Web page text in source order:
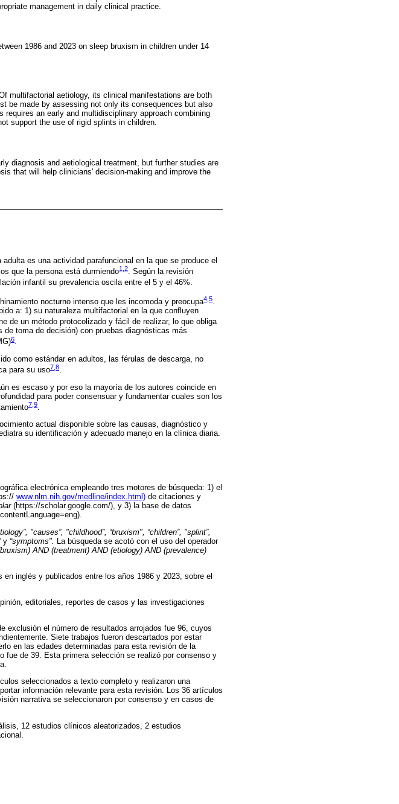
management in daily clinical practice.
1986 and 2023 on sleep bruxism in children under 14
multifactorial aetiology, its clinical manifestations are both
be made by assessing not only its consequences but also
an early and multidisciplinary approach combining
support the use of rigid splints in children.
diagnosis and aetiological treatment, but further studies are
that will help clinicians' decision-making and improve the
es una actividad parafuncional en la que se produce el
que la persona está durmiendo1 2. Según la revisión
infantil su prevalencia oscila entre el 5 y el 46%.
nocturno intenso que les incomoda y preocupa4 5.
a: 1) su naturaleza multifactorial en la que confluyen
de un método protocolizado y fácil de realizar, lo que obliga
toma de decisión) con pruebas diagnósticas más
6.
como estándar en adultos, las férulas de descarga, no
para su uso7 8.
es escaso y por eso la mayoría de los autores coincide en
para poder consensuar y fundamentar cuales son los
7 9
actual disponible sobre las causas, diagnóstico y
su identificación y adecuado manejo en la clínica diaria.
electrónica empleando tres motores de búsqueda: 1) el
www.nlm.nih.gov/medline/index.html) de citaciones y
(https://scholar.google.com/), y 3) la base de datos
"causes”, "childhood”, “bruxism", “children”, "splint”,
y “symptoms". La búsqueda se acotó con el uso del operador
AND (treatment) AND (etiology) AND (prevalence)
inglés y publicados entre los años 1986 y 2023, sobre el
editoriales, reportes de casos y las investigaciones
exclusión el número de resultados arrojados fue 96, cuyos
Siete trabajos fueron descartados por estar
en las edades determinadas para esta revisión de la
fue de 39. Esta primera selección se realizó por consenso y
seleccionados a texto completo y realizaron una
información relevante para esta revisión. Los 36 artículos
narrativa se seleccionaron por consenso y en casos de
12 estudios clínicos aleatorizados, 2 estudios